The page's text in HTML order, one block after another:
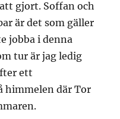
gjort. Soffan och
är det som gäller
jobba i denna
tur är jag ledig
ett
himmelen där Tor